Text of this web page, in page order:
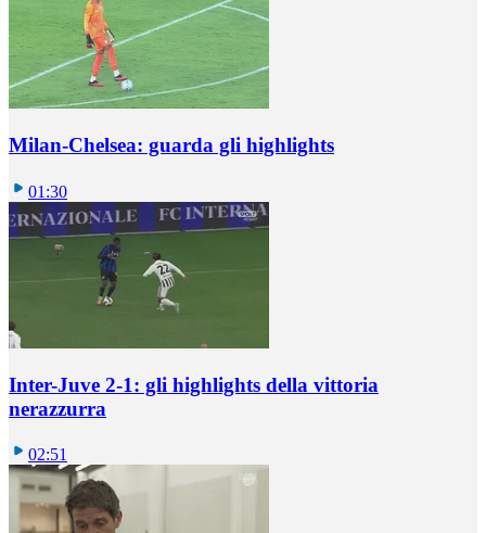
Milan-Chelsea: guarda gli highlights
01:30
Inter-Juve 2-1: gli highlights della vittoria
nerazzurra
02:51